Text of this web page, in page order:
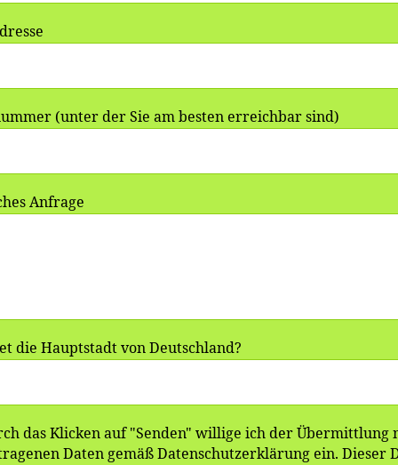
(unter der Sie am besten erreichbar sind)
Anfrage
die Hauptstadt von Deutschland?
das Klicken auf "Senden" willige ich der Übermittlung
Daten gemäß Datenschutzerklärung ein. Dieser